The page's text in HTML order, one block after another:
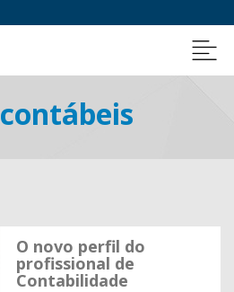
contábeis
O novo perfil do
profissional de
Contabilidade